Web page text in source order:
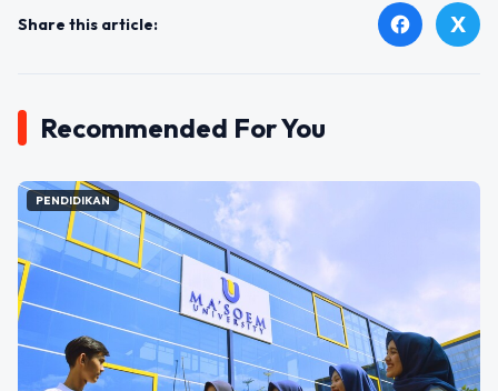
Share this article: facebook X
Recommended For You
PENDIDIKAN